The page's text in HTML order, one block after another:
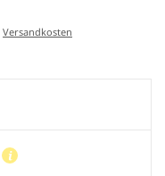
Versandkosten